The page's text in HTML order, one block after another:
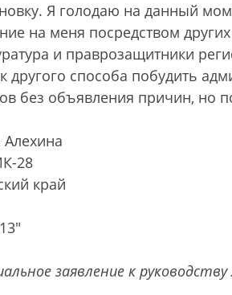
Я голодаю на данный
на меня посредством
и праврозащитники
другого способа побудить
без объявления причин, но
28
край
заявление к